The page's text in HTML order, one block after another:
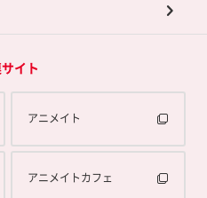
イト
アニメイト
アニメイトカフェ